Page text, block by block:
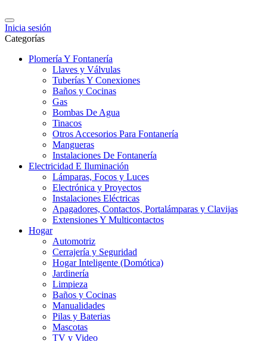
Inicia sesión
Categorías
Plomería Y Fontanería
Llaves y Válvulas
Tuberías Y Conexiones
Baños y Cocinas
Gas
Bombas De Agua
Tinacos
Otros Accesorios Para Fontanería
Mangueras
Instalaciones De Fontanería
Electricidad E Iluminación
Lámparas, Focos y Luces
Electrónica y Proyectos
Instalaciones Eléctricas
Apagadores, Contactos, Portalámparas y Clavijas
Extensiones Y Multicontactos
Hogar
Automotriz
Cerrajería y Seguridad
Hogar Inteligente (Domótica)
Jardinería
Limpieza
Baños y Cocinas
Manualidades
Pilas y Baterias
Mascotas
TV y Video